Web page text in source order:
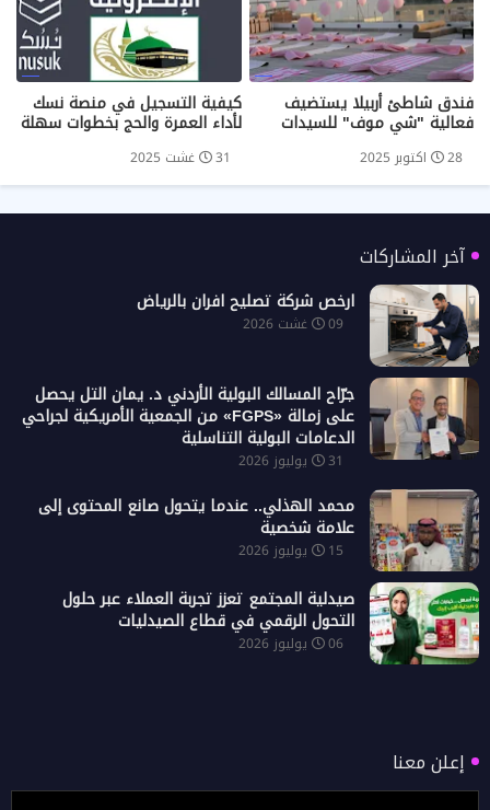
فندق شاطئ أربيلا يستضيف
فعالية "شي موف" للسيدات
28 اكتوبر 2025
كيفية التسجيل في منصة نسك
لأداء العمرة والحج بخطوات سهلة
31 غشت 2025
آخر المشاركات
ارخص شركة تصليح افران بالرياض
09 غشت 2026
جرّاح المسالك البولية الأردني د. يمان التل يحصل
على زمالة «FGPS» من الجمعية الأمريكية لجراحي
الدعامات البولية التناسلية
31 يوليوز 2026
محمد الهذلي.. عندما يتحول صانع المحتوى إلى
علامة شخصية
15 يوليوز 2026
صيدلية المجتمع تعزز تجربة العملاء عبر حلول
التحول الرقمي في قطاع الصيدليات
06 يوليوز 2026
إعلن معنا